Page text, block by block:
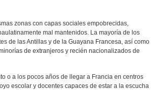
zonas con capas sociales empobrecidas,
mal mantenidos. La mayoría de los
de las Antillas y de la Guayana Francesa, así como
de extranjeros y recién nacionalizados de
o a los pocos años de llegar a Francia en centros
escolar y docentes capaces de estar a la escucha